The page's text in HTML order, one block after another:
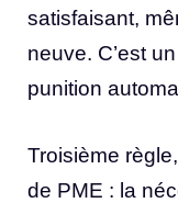
satisfaisant,
neuve. C’est
punition
Troisième
de PME : la